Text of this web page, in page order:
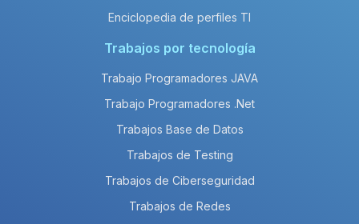
Enciclopedia de perfiles TI
Trabajos por tecnología
Trabajo Programadores JAVA
Trabajo Programadores .Net
Trabajos Base de Datos
Trabajos de Testing
Trabajos de Ciberseguridad
Trabajos de Redes